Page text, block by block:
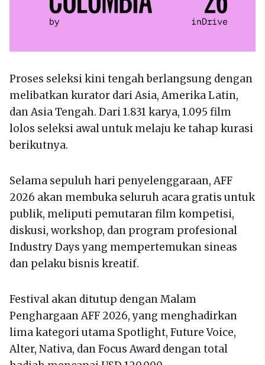
Proses seleksi kini tengah berlangsung dengan
melibatkan kurator dari Asia, Amerika Latin,
dan Asia Tengah. Dari 1.831 karya, 1.095 film
lolos seleksi awal untuk melaju ke tahap kurasi
berikutnya.
Selama sepuluh hari penyelenggaraan, AFF
2026 akan membuka seluruh acara gratis untuk
publik, meliputi pemutaran film kompetisi,
diskusi, workshop, dan program profesional
Industry Days yang mempertemukan sineas
dan pelaku bisnis kreatif.
Festival akan ditutup dengan Malam
Penghargaan AFF 2026, yang menghadirkan
lima kategori utama Spotlight, Future Voice,
Alter, Nativa, dan Focus Award dengan total